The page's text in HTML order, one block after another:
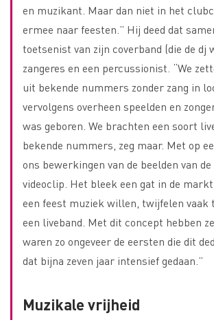
en muzikant. Maar dan niet in het
ermee naar feesten.” Hij deed dat
toetsenist van zijn coverband (die de dj
zangeres en een percussionist. “We
uit bekende nummers zonder zang in
vervolgens overheen speelden en
was geboren. We brachten een soort
bekende nummers, zeg maar. Met op
ons bewerkingen van de beelden van
videoclip. Het bleek een gat in de
een feest muziek willen, twijfelen vaak
een liveband. Met dit concept hebben
waren zo ongeveer de eersten die dit
dat bijna zeven jaar intensief gedaan.”
Muzikale vrijheid